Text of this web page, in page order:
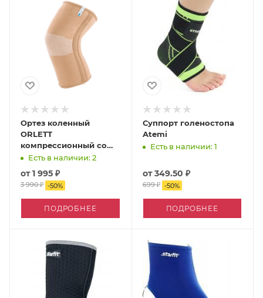
Ортез коленный
ORLETT
компрессионный со
стейсами
Есть в наличии: 2
от1 995 ₽
3 990 ₽ -50%
ПОДРОБНЕЕ
Суппорт голеностопа
Atemi
Есть в наличии: 1
от349.50 ₽
699 ₽ -50%
ПОДРОБНЕЕ